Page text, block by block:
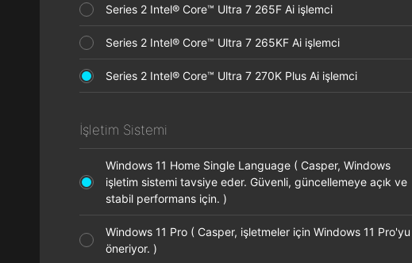
Series 2 Intel® Core™ Ultra 7 265F Ai işlemci
Series 2 Intel® Core™ Ultra 7 265KF Ai işlemci
Series 2 Intel® Core™ Ultra 7 270K Plus Ai işlemci
İşletim Sistemi
Windows 11 Home Single Language ( Casper, Windows
işletim sistemi tavsiye eder. Güvenli, güncellemeye açık ve
stabil performans için. )
Windows 11 Pro ( Casper, işletmeler için Windows 11 Pro'yu
öneriyor. )